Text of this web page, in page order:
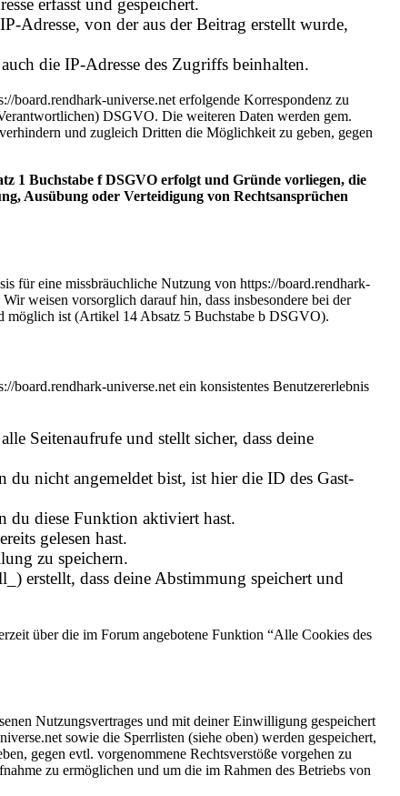
erfasst und gespeichert.
Adresse, von der aus der Beitrag erstellt wurde,
die IP-Adresse des Zugriffs beinhalten.
universe.net erfolgende Korrespondenz zu
DSGVO. Die weiteren Daten werden gem.
und zugleich Dritten die Möglichkeit zu geben, gegen
1 Buchstabe f DSGVO erfolgt und Gründe vorliegen, die
Ausübung oder Verteidigung von Rechtsansprüchen
für eine missbräuchliche Nutzung von https://board.rendhark-
weisen vorsorglich darauf hin, dass insbesondere bei der
möglich ist (Artikel 14 Absatz 5 Buchstabe b DSGVO).
board.rendhark-universe.net ein konsistentes Benutzererlebnis
Seitenaufrufe und stellt sicher, dass deine
nicht angemeldet bist, ist hier die ID des Gast-
du diese Funktion aktiviert hast.
gelesen hast.
zu speichern.
erstellt, dass deine Abstimmung speichert und
über die im Forum angebotene Funktion “Alle Cookies des
Nutzungsvertrages und mit deiner Einwilligung gespeichert
sowie die Sperrlisten (siehe oben) werden gespeichert,
gegen evtl. vorgenommene Rechtsverstöße vorgehen zu
zu ermöglichen und um die im Rahmen des Betriebs von